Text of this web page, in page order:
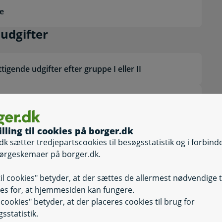
til cookies på borger.dk
sætter tredjepartscookies til besøgsstatistik og i
på borger.dk.
cookies" betyder, at der sættes de allermest nødvendige
for, at hjemmesiden kan fungere.
cookies" betyder, at der placeres cookies til brug for
udgifter
udgifter efter gruppe I eller II
- gruppe I
dokumenterede udgifter
Selvbetjening
Selvbetjening
Selvbetjening,